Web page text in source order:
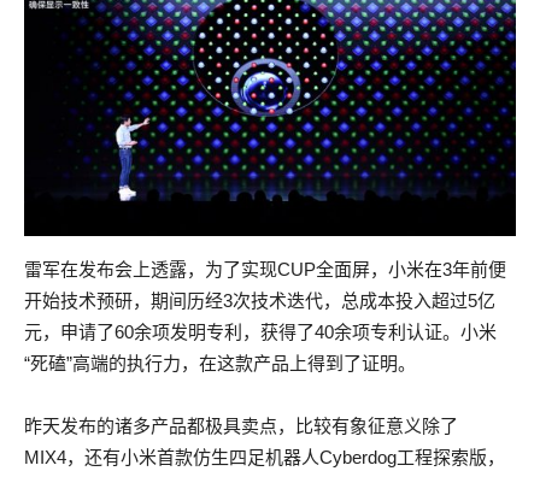
雷军在发布会上透露，为了实现CUP全面屏，小米在3年前便
开始技术预研，期间历经3次技术迭代，总成本投入超过5亿
元，申请了60余项发明专利，获得了40余项专利认证。小米
“死磕”高端的执行力，在这款产品上得到了证明。
昨天发布的诸多产品都极具卖点，比较有象征意义除了
MIX4，还有小米首款仿生四足机器人Cyberdog工程探索版，